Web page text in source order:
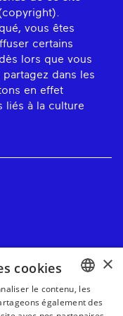
vous êtes
certains
lors que vous
dans les
en effet
liés à la culture
BASQUE
×
cookies
le contenu, les
également des